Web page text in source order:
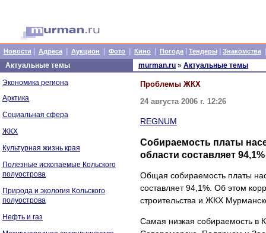
Новости Адреса Аукцион Фото Кино Погода Тендеры Знакомства
Актуальные темы
Экономика региона
Арктика
Социальная сфера
ЖКХ
Культурная жизнь края
Полезные ископаемые Кольского
полуострова
Природа и экология Кольского
полуострова
Нефть и газ
murman.ru » Актуальные темы
Проблемы ЖКХ
24 августа 2006 г. 12:26
REGNUM
Собираемость платы
области составляет 94,1%
Общая собираемость платы
составляет 94,1%. Об этом
строительства и ЖКХ
Самая низкая собираемость в